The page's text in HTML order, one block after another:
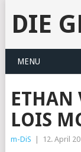
DIE
MENU
ETHAN
LOIS
m-DiS 12. April